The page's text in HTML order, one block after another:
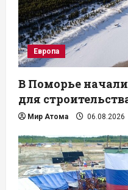
Европа
В Поморье
для
Мир Атома 06.08.2026